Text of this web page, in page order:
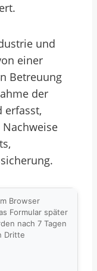
und
einer
Betreuung
der
erfasst,
Browser
Formular später
nach 7 Tagen
Dritte